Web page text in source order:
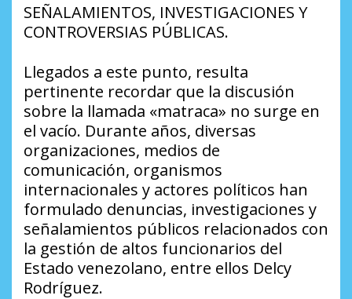
SEÑALAMIENTOS, INVESTIGACIONES Y
CONTROVERSIAS PÚBLICAS.
Llegados a este punto, resulta
pertinente recordar que la discusión
sobre la llamada «matraca» no surge en
el vacío. Durante años, diversas
organizaciones, medios de
comunicación, organismos
internacionales y actores políticos han
formulado denuncias, investigaciones y
señalamientos públicos relacionados con
la gestión de altos funcionarios del
Estado venezolano, entre ellos Delcy
Rodríguez.